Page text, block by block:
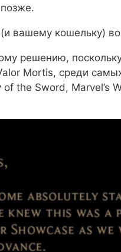
вашему кошельку)
решению,
Mortis, среди
the Sword, Marvel’s